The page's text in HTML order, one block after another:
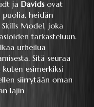
ja Davids ovat
heidän
Model, joka
tarkasteluun.
urheilua
Sitä seuraa
esimerkiksi
siirrytään oman
lajin